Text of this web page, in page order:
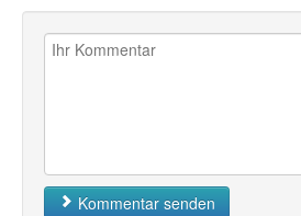
Kommentar senden